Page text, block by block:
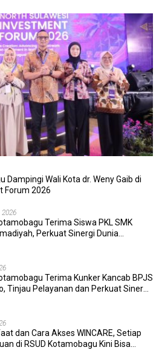
Dampingi Wali Kota dr. Weny Gaib di
Forum 2026
Terima Siswa PKL SMK
Perkuat Sinergi Dunia
Terima Kunker Kancab BPJS
Tinjau Pelayanan dan Perkuat Sinergi
dan Cara Akses WINCARE, Setiap
di RSUD Kotamobagu Kini Bisa